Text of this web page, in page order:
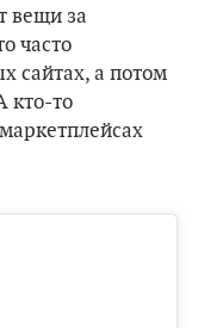
вещи за
часто
сайтах, а потом
кто-то